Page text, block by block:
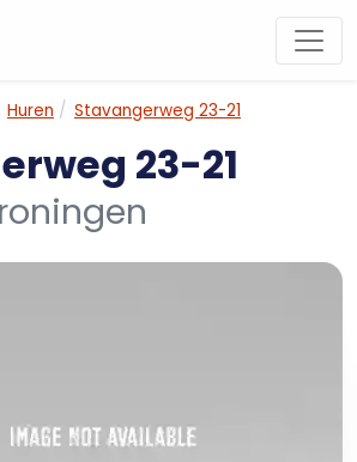
Huren Stavangerweg 23-21
23-21